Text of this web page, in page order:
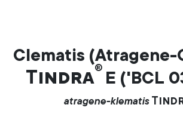
Clematis (Atragene-
Tindra®
E ('BCL
atragene-klematis